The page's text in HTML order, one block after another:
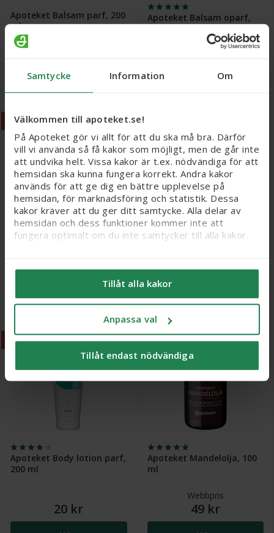
Samtycke Information Om
Välkommen till apoteket.se!
På Apoteket gör vi allt för att du ska må bra. Därför
vill vi använda så få kakor som möjligt, men de går inte
att undvika helt. Vissa kakor är t.ex. nödvändiga för att
hemsidan ska kunna fungera korrekt. Andra kakor
används för att ge dig en bättre upplevelse på
hemsidan, för marknadsföring och statistik. Dessa
kakor kräver att du ger ditt samtycke. Alla delar av
hemsidan och dess funktioner kommer inte att
fungera optimalt om du inte samtycker till alla kakor.
komma att behandlas genom kakor, eftersom vi bl. a.
säljer integritetskänsliga produkter som receptfria
läkemedel och produkter relaterade till hälsostatus
och sex. När du samtycker till kakor samtycker du
också till att känsliga personuppgifter kan behandlas
för samma ändamål.
Du kan ändra/dra tillbaka ditt samtycke och läsa mer
om vilka kakor vi använder under ’Anpassa val’. Läs
mer om kakorhär.
Tillåt alla kakor
Anpassa val
Tillåt endast nödvändiga
Apoteket Balsam parf, 200
ml
Köp
Apoteket Balsam oparf,
200 ml
Apoteket Duschcreme
20 kr
Köp
3 för 2
Apoteket Duschcreme
20 kr
Köp
3 för 2
Apoteket Body lotion parf,
200 ml
20 kr
3 för 2
Apoteket Mandelolja, 100
ml
Webbpris
49 kr
3 för 2